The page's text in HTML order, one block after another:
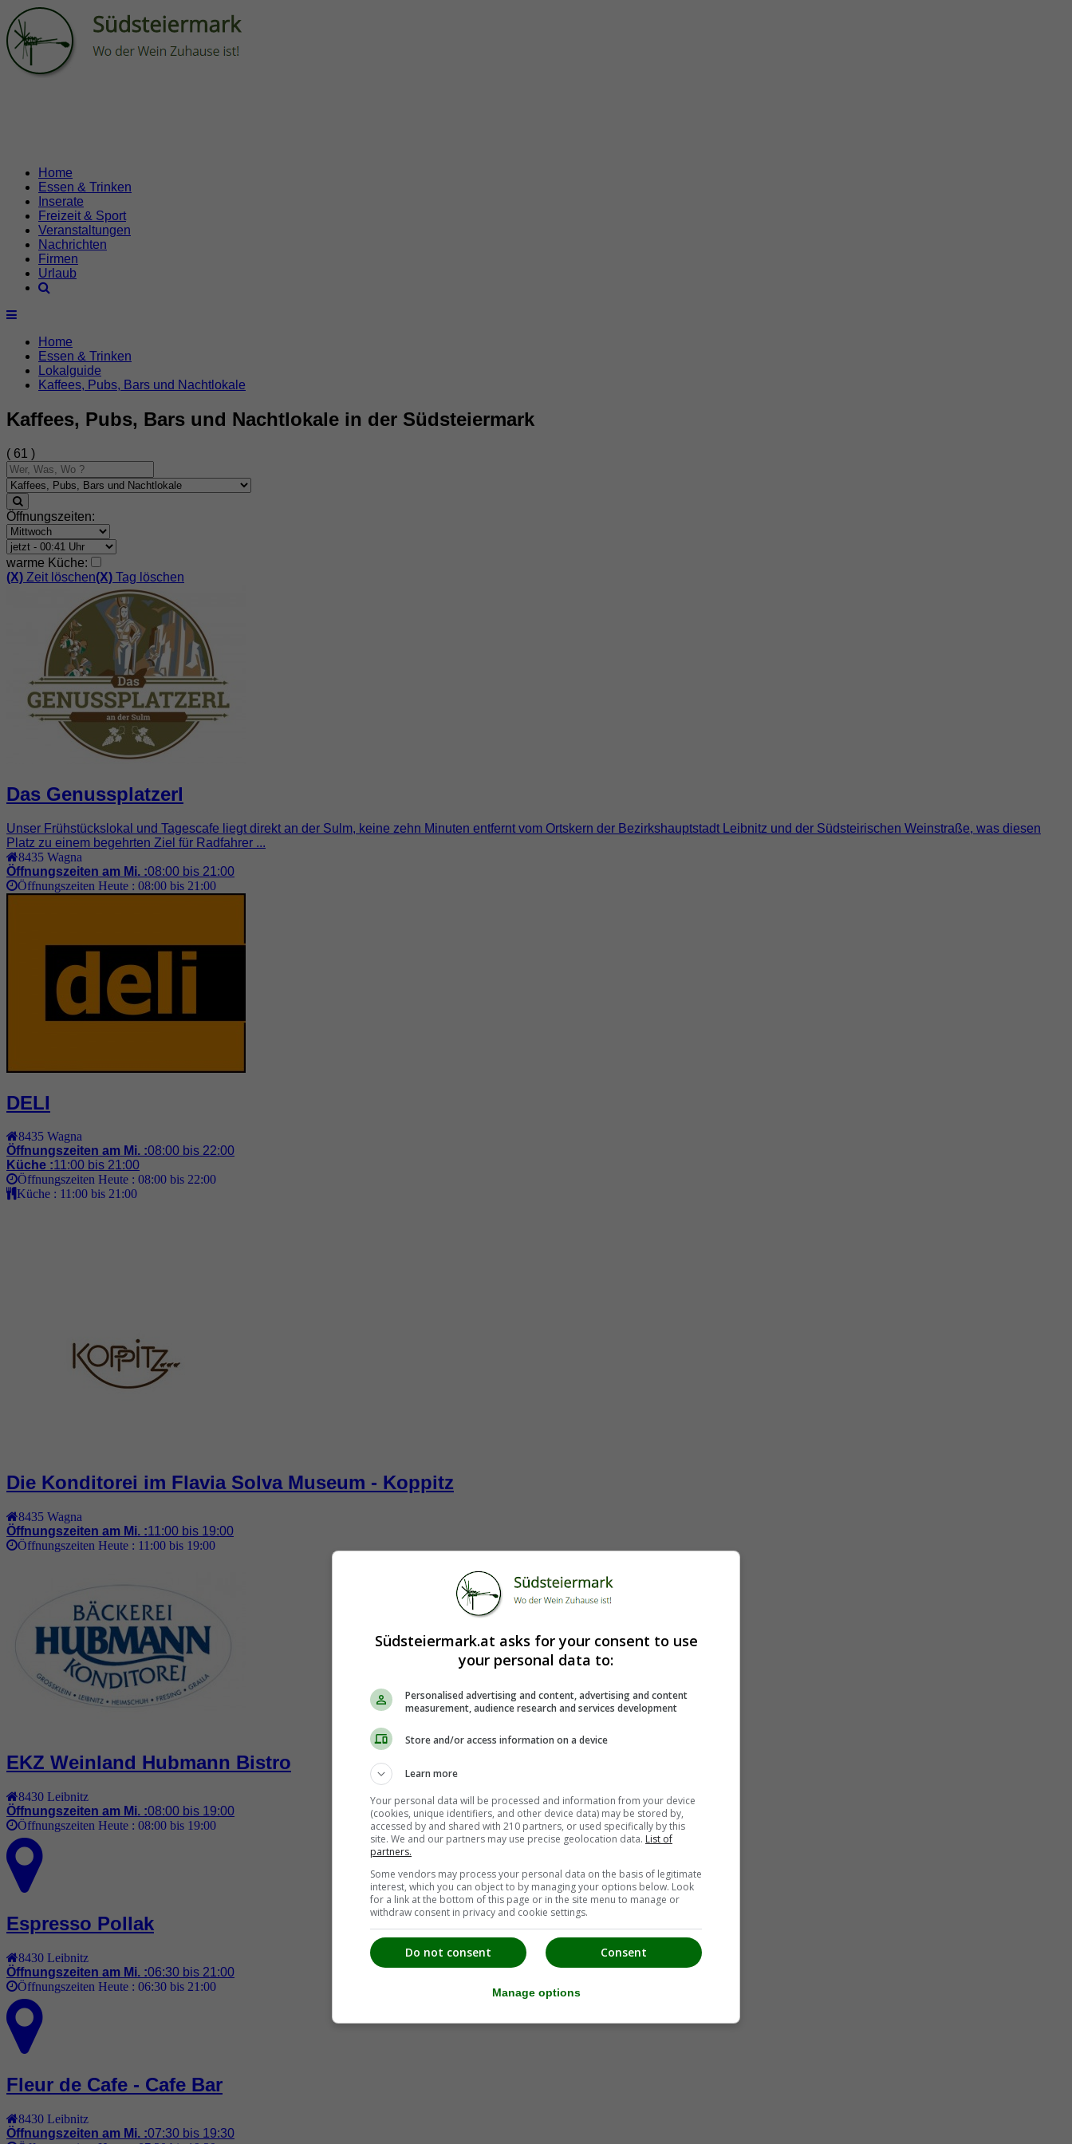
Home
Essen & Trinken
Inserate
Freizeit & Sport
Veranstaltungen
Nachrichten
Firmen
Urlaub
Home
Essen & Trinken
Lokalguide
Kaffees, Pubs, Bars und Nachtlokale
Kaffees, Pubs, Bars und Nachtlokale in der Südsteiermark
( 61 )
Öffnungszeiten:
warme Küche:
(X) Zeit löschen(X) Tag löschen
Das Genussplatzerl
Unser Frühstückslokal und Tagescafe liegt direkt an der Sulm, keine zehn Minuten entfernt vom Ortskern der Bezirkshauptstadt Leibnitz und der Südsteirischen Weinstraße, was diesen
Platz zu einem begehrten Ziel für Radfahrer ...
8435 Wagna
Öffnungszeiten am Mi. :08:00 bis 21:00
Öffnungszeiten Heute : 08:00 bis 21:00
DELI
8435 Wagna
Öffnungszeiten am Mi. :08:00 bis 22:00
Küche :11:00 bis 21:00
Öffnungszeiten Heute : 08:00 bis 22:00
Küche : 11:00 bis 21:00
Die Konditorei im Flavia Solva Museum - Koppitz
8435 Wagna
Öffnungszeiten am Mi. :11:00 bis 19:00
Öffnungszeiten Heute : 11:00 bis 19:00
EKZ Weinland Hubmann Bistro
8430 Leibnitz
Öffnungszeiten am Mi. :08:00 bis 19:00
Öffnungszeiten Heute : 08:00 bis 19:00
Espresso Pollak
8430 Leibnitz
Öffnungszeiten am Mi. :06:30 bis 21:00
Öffnungszeiten Heute : 06:30 bis 21:00
Fleur de Cafe - Cafe Bar
8430 Leibnitz
Öffnungszeiten am Mi. :07:30 bis 19:30
Südsteiermark.at asks for your consent to use
your personal data to:
Personalised advertising and content, advertising and content
measurement, audience research and services development
Store and/or access information on a device
Learn more
Your personal data will be processed and information from your device
(cookies, unique identifiers, and other device data) may be stored by,
accessed by and shared with 210 partners, or used specifically by this
site. We and our partners may use precise geolocation data. List of
partners.
Some vendors may process your personal data on the basis of legitimate
interest, which you can object to by managing your options below. Look
for a link at the bottom of this page or in the site menu to manage or
withdraw consent in privacy and cookie settings.
Consent
Do not consent
Manage options